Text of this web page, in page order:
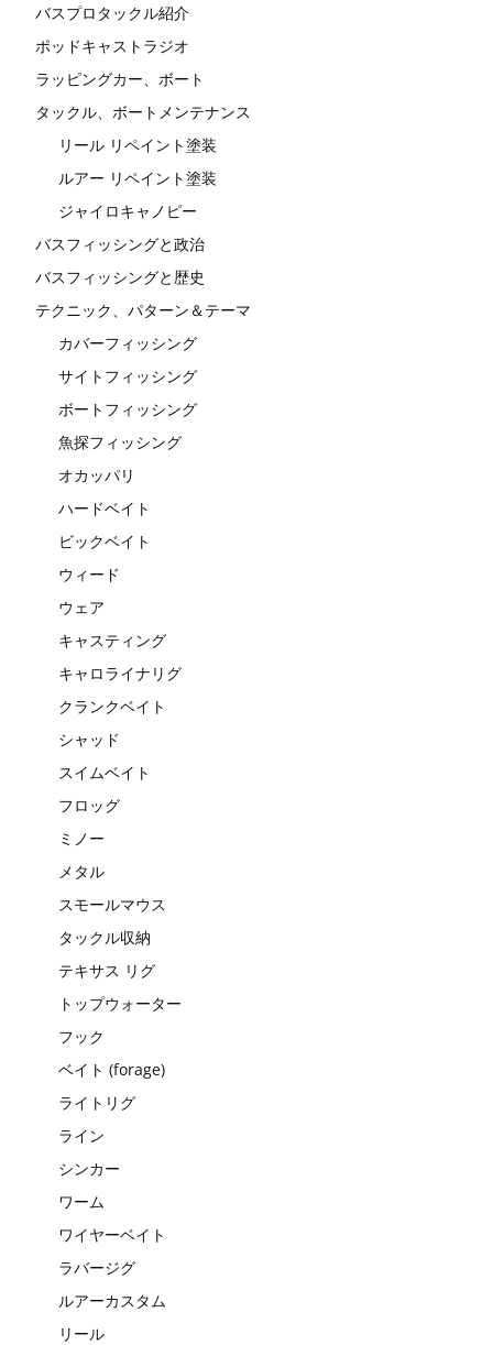
バスプロタックル紹介
ポッドキャストラジオ
ラッピングカー、ボート
タックル、ボートメンテナンス
リール リペイント塗装
ルアー リペイント塗装
ジャイロキャノピー
バスフィッシングと政治
バスフィッシングと歴史
テクニック、パターン＆テーマ
カバーフィッシング
サイトフィッシング
ボートフィッシング
魚探フィッシング
オカッパリ
ハードベイト
ビックベイト
ウィード
ウェア
キャスティング
キャロライナリグ
クランクベイト
シャッド
スイムベイト
フロッグ
ミノー
メタル
スモールマウス
タックル収納
テキサス リグ
トップウォーター
フック
ベイト (forage)
ライトリグ
ライン
シンカー
ワーム
ワイヤーベイト
ラバージグ
ルアーカスタム
リール